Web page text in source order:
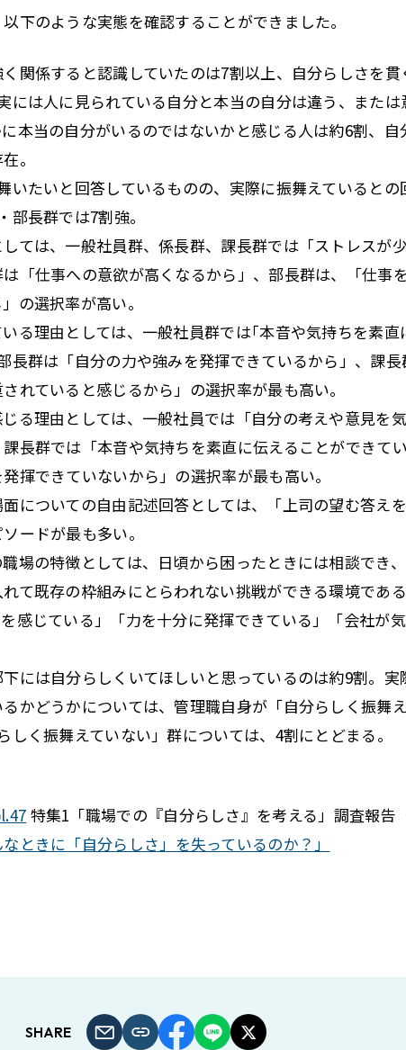
下のような実態を確認することができました。
関係すると認識していたのは7割以上、自分らしさを貫
には人に見られている自分と本当の自分は違う、または
本当の自分がいるのではないかと感じる人は約6割、自
。
たいと回答しているものの、実際に振舞えているとの
長群では7割強。
ては、一般社員群、係長群、課長群では「ストレスが
「仕事への意欲が高くなるから」、部長群は、「仕事
の選択率が高い。
る理由としては、一般社員群では｢本音や気持ちを素直
長群は「自分の力や強みを発揮できているから」、課
れていると感じるから」の選択率が最も高い。
る理由としては、一般社員では「自分の考えや意見を
長群では「本音や気持ちを素直に伝えることができてい
揮できていないから」の選択率が最も高い。
についての自由記述回答としては、「上司の望む答え
ードが最も多い。
場の特徴としては、日頃から困ったときには相談でき
て既存の枠組みにとらわれない挑戦ができる環境であ
感じている」「力を十分に発揮できている」「会社が
には自分らしくいてほしいと思っているのは約9割。実
かどうかについては、管理職自身が「自分らしく振舞
く振舞えていない」群については、4割にとどまる。
特集1「職場での『自分らしさ』を考える」調査報告（
なときに「自分らしさ」を失っているのか？」
SHARE